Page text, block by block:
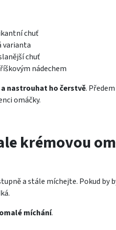
chuť
varianta
chuť
nádechem
nastrouhat ho čerstvě.
omáčky.
krémovou
a stále míchejte. Pokud by
míchání.